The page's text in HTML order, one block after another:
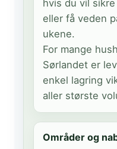
hvis du vil
eller få veden
ukene.
For mange
Sørlandet er
enkel lagring
aller største
Områder og